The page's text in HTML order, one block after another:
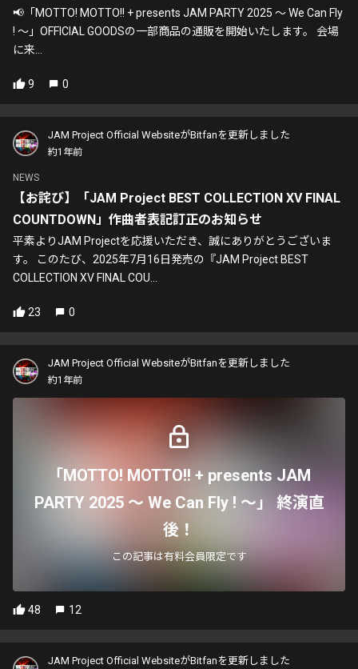
📢「MOTTO! MOTTO!! + presents JAM PARTY 2025 ～ We Can Fly
! ～」OFFICIAL GOODSの一部商品の通販を開始いたします。 会場
に来...
9 0
JAM Project Official WebsiteがBitfanを更新しました
約1年前
NEWS
【お詫び】「JAM Project BEST COLLECTION XV FINAL
COUNTDOWN」作曲者表記訂正のお知らせ
平素よりJAM Projectを応援いただき、誠にありがとうございま
す。 このたび、2025年7月16日発売の『JAM Project BEST
COLLECTION XV FINAL COU...
23 0
JAM Project Official WebsiteがBitfanを更新しました
約1年前
「MOTTO! MOTTO!! + presents JAM
PARTY 2025 ～ We Can Fly ! ～」 終演直
後！
この記事は有料会員限定です
48 12
JAM Project Official WebsiteがBitfanを更新しました